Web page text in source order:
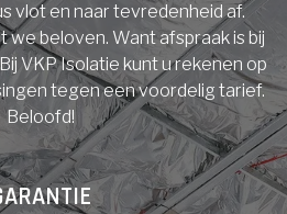
Volgende
vlot en naar tevredenheid af.
we beloven. Want afspraak is bij
VKP Isolatie kunt u rekenen op
tegen een voordelig tarief.
Beloofd!